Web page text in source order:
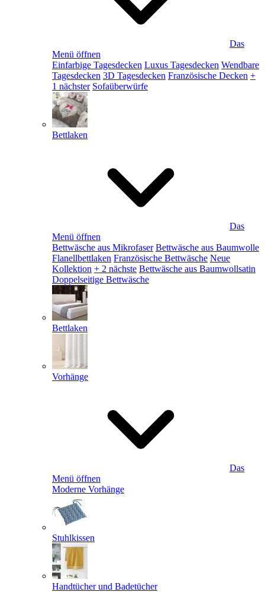
Das
Menü öffnen
Einfarbige Tagesdecken Luxus Tagesdecken Wendbare
Tagesdecken 3D Tagesdecken Französische Decken +
1 nächster Sofaüberwürfe
Bettlaken
Das
Menü öffnen
Bettwäsche aus Mikrofaser Bettwäsche aus Baumwolle
Flanellbettlaken Französische Bettwäsche Neue
Kollektion + 2 nächste Bettwäsche aus Baumwollsatin
Doppelseitige Bettwäsche
Bettlaken
Vorhänge
Das
Menü öffnen
Moderne Vorhänge
Stuhlkissen
Handtücher und Badetücher